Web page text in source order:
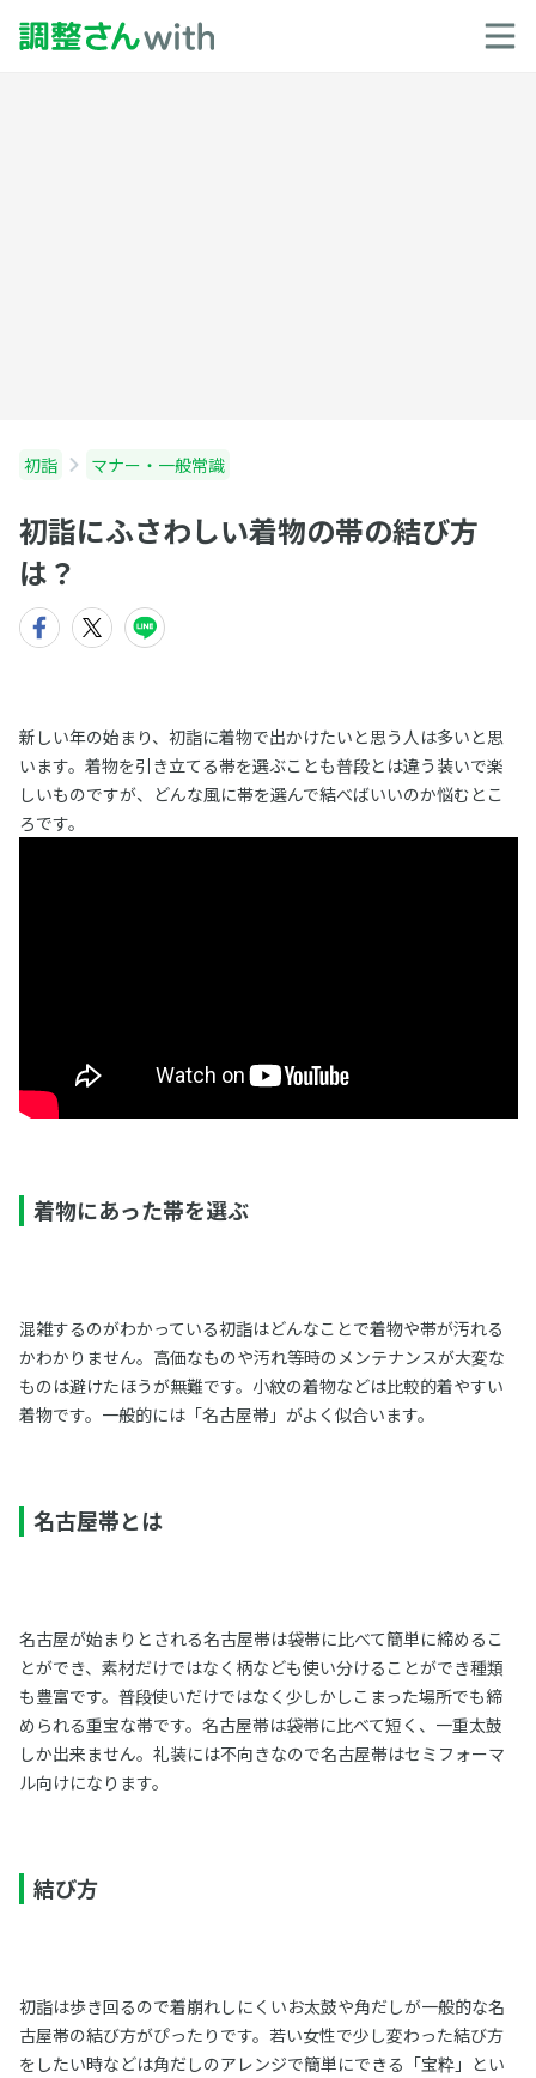
初詣 マナー・一般常識
初詣にふさわしい着物の帯の結び方
は？
新しい年の始まり、初詣に着物で出かけたいと思う人は多いと思
います。着物を引き立てる帯を選ぶことも普段とは違う装いで楽
しいものですが、どんな風に帯を選んで結べばいいのか悩むとこ
ろです。
着物にあった帯を選ぶ
混雑するのがわかっている初詣はどんなことで着物や帯が汚れる
かわかりません。高価なものや汚れ等時のメンテナンスが大変な
ものは避けたほうが無難です。小紋の着物などは比較的着やすい
着物です。一般的には「名古屋帯」がよく似合います。
名古屋帯とは
名古屋が始まりとされる名古屋帯は袋帯に比べて簡単に締めるこ
とができ、素材だけではなく柄なども使い分けることができ種類
も豊富です。普段使いだけではなく少しかしこまった場所でも締
められる重宝な帯です。名古屋帯は袋帯に比べて短く、一重太鼓
しか出来ません。礼装には不向きなので名古屋帯はセミフォーマ
ル向けになります。
結び方
初詣は歩き回るので着崩れしにくいお太鼓や角だしが一般的な名
古屋帯の結び方がぴったりです。若い女性で少し変わった結び方
をしたい時などは角だしのアレンジで簡単にできる「宝粋」とい